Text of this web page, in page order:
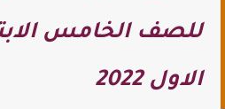
للصف الخامس
الاول 2022